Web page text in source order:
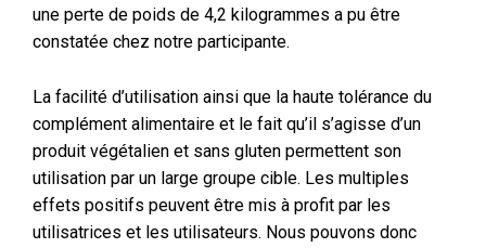
une perte de poids de 4,2 kilogrammes a pu être
constatée chez notre participante.
La facilité d’utilisation ainsi que la haute tolérance du
complément alimentaire et le fait qu’il s’agisse d’un
produit végétalien et sans gluten permettent son
utilisation par un large groupe cible. Les multiples
effets positifs peuvent être mis à profit par les
utilisatrices et les utilisateurs. Nous pouvons donc